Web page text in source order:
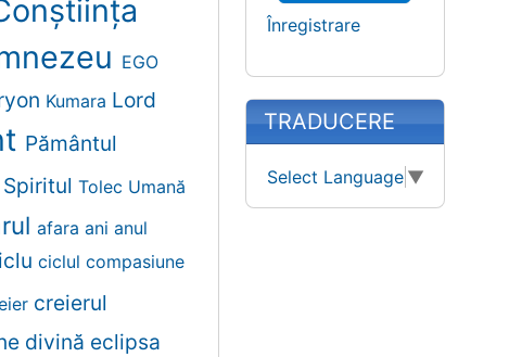
EGO
Kumara Lord
Pământul
SpiritulTolec Umană
afaraanianul
ciclulcompasiune
creierul
divină eclipsa
Înregistrare
TRADUCERE
Select Language ▼